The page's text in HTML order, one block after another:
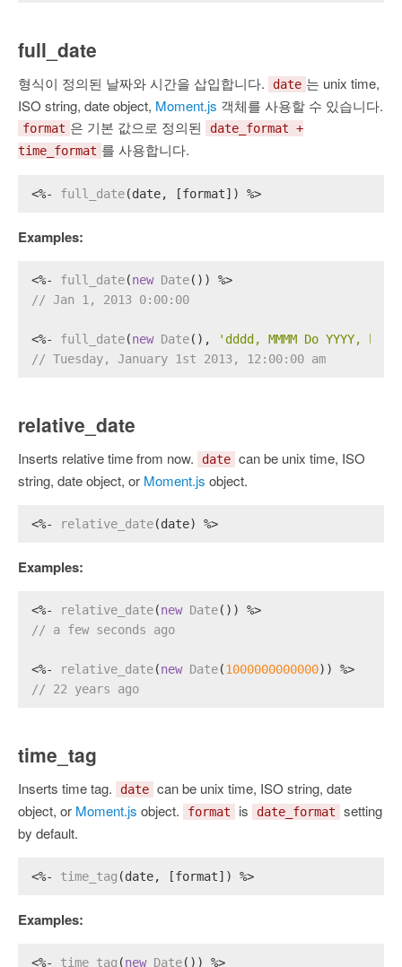
full_date
형식이 정의된 날짜와 시간을 삽입합니다. date 는 unix time,
ISO string, date object, Moment.js 객체를 사용할 수 있습니다.
format 은 기본 값으로 정의된
date_format +
time_format 를 사용합니다.
<%- full_date(date, [format]) %>
Examples:
<%- full_date(new Date()) %>
// Jan 1, 2013 0:00:00
<%- full_date(new Date(),
'dddd, MMMM Do YYYY,
// Tuesday, January 1st 2013, 12:00:00 am
relative_date
Inserts relative time from now. date can be unix time, ISO
string, date object, or Moment.js object.
<%- relative_date(date) %>
Examples:
<%- relative_date(new Date()) %>
// a few seconds ago
<%- relative_date(new Date(1000000000000)) %>
// 22 years ago
time_tag
Inserts time tag. date can be unix time, ISO string, date
object, or Moment.js object. format is date_format
setting
by default.
<%- time_tag (date, [format]) %>
Examples:
<%- time_tag (new Date()) %>